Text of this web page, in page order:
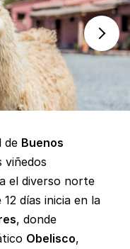
de Buenos
viñedos
el diverso norte
días inicia en la
, donde
Obelisco,